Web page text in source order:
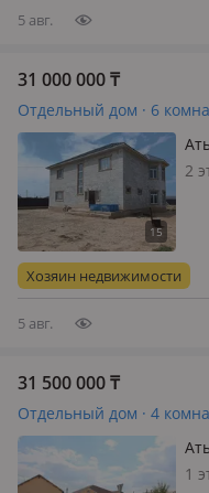
5 авг.
31 000 000₸
Отдельный дом · 6
30
2
Хозяин недвижимости
5 авг.
31 500 000₸
Отдельный дом · 4
1